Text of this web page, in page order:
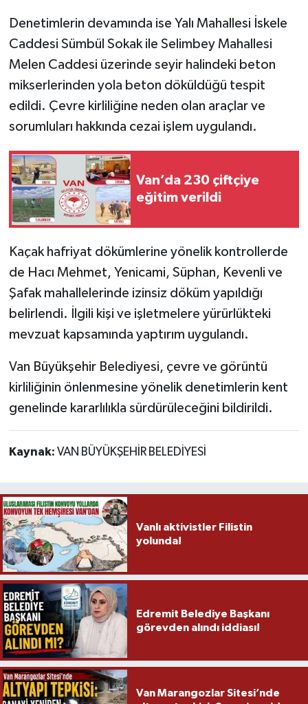
Denetimlerin devamında ise Yalı Mahallesi İskele
Caddesi Sümbül Sokak ile Selimbey Mahallesi
Melen Caddesi üzerinde seyir halindeki beton
mikserlerinden yola beton döküldüğü tespit
edildi. Çevre kirliliğine neden olan araçlar ve
sorumluları hakkında cezai işlem uygulandı.
Van’da 230 çiftçiye
eğitim verildi
Kaçak hafriyat dökümlerine yönelik kontrollerde
de Hacı Mehmet, Yenicami, Süphan, Kevenli ve
Şafak mahallelerinde izinsiz döküm yapıldığı
belirlendi. İlgili kişi ve işletmelere yürürlükteki
mevzuat kapsamında yaptırım uygulandı.
Van Büyükşehir Belediyesi, çevre ve görüntü
kirliliğinin önlenmesine yönelik denetimlerin kent
genelinde kararlılıkla sürdürüleceğini bildirildi.
Kaynak: VAN BÜYÜKŞEHİR BELEDİYESİ
Vanlı aktivistler Filistin
yolunda!
Edremit Belediye Başkanı
görevden alındı iddiası!
Van Marangozlar Sitesi’nde